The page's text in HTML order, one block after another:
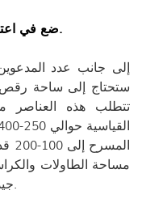
2. ضع في اعتبارك تصميم مكان الفعالية وتجهيزاته.
إلى جانب عدد
ستحتاج إلى ساحة
تتطلب هذه
مساحة الطاولات
جيدًا أن تبدو خيمة المناسبة واسعة وعملية.